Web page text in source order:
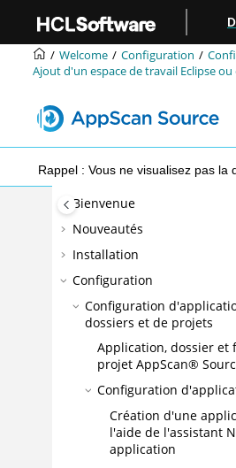
Welcome Configuration
Ajout d'un espace de travail Eclipse
Rappel : Vous ne visualisez pas la
Bienvenue
Nouveautés
Installation
Configuration
Configuration
dossiers et de projets
Application, dossier et
projet AppScan®
Configuration
Création d'une
l'aide de l'assistant
application